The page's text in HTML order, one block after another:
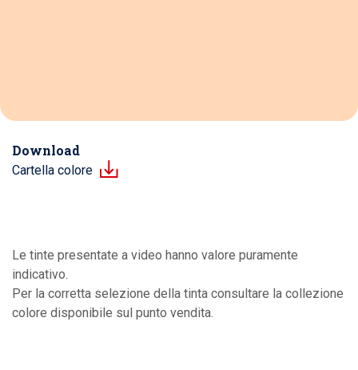
Download
Cartella colore
Le tinte presentate a video hanno valore puramente
indicativo.
Per la corretta selezione della tinta consultare la collezione
colore disponibile sul punto vendita.